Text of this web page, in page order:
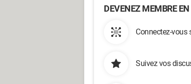
DEVENEZ MEMBRE
Connectez-vous
Suivez vos